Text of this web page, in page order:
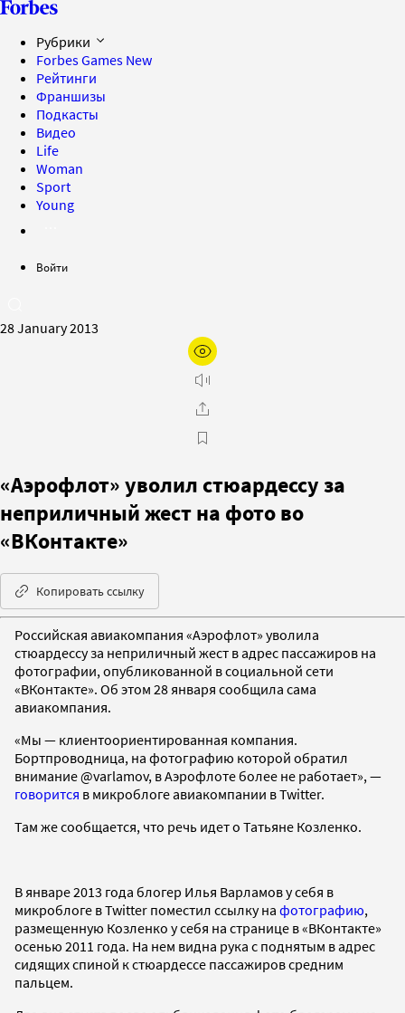
Рубрики
Forbes Games New
Рейтинги
Франшизы
Подкасты
Видео
Life
Woman
Sport
Young
Войти
28 January 2013
«Аэрофлот» уволил стюардессу за
неприличный жест на фото во
«ВКонтакте»
Копировать ссылку
Российская авиакомпания «Аэрофлот» уволила
стюардессу за неприличный жест в адрес пассажиров на
фотографии, опубликованной в социальной сети
«ВКонтакте». Об этом 28 января сообщила сама
авиакомпания.
«Мы — клиентоориентированная компания.
Бортпроводница, на фотографию которой обратил
внимание @varlamov, в Аэрофлоте более не работает», —
говорится в микроблоге авиакомпании в Twitter.
Там же сообщается, что речь идет о Татьяне Козленко.
В январе 2013 года блогер Илья Варламов у себя в
микроблоге в Twitter поместил ссылку на фотографию,
размещенную Козленко у себя на странице в «ВКонтакте»
осенью 2011 года. На нем видна рука с поднятым в адрес
сидящих спиной к стюардессе пассажиров средним
пальцем.